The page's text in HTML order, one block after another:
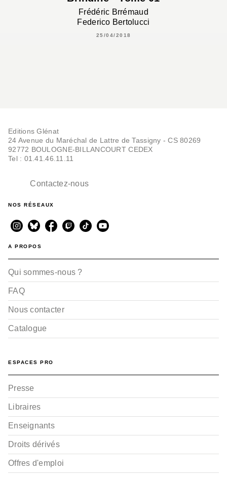
Frédéric Brrémaud
Federico Bertolucci
25/04/2018
Editions Glénat
24 Avenue du Maréchal de Lattre de Tassigny - CS 80269
92772 BOULOGNE-BILLANCOURT CEDEX
Tel : 01.41.46.11.11
Contactez-nous
NOS RÉSEAUX
A PROPOS
Qui sommes-nous ?
FAQ
Nous contacter
Catalogue
ESPACES PRO
Presse
Libraires
Enseignants
Droits dérivés
Offres d'emploi